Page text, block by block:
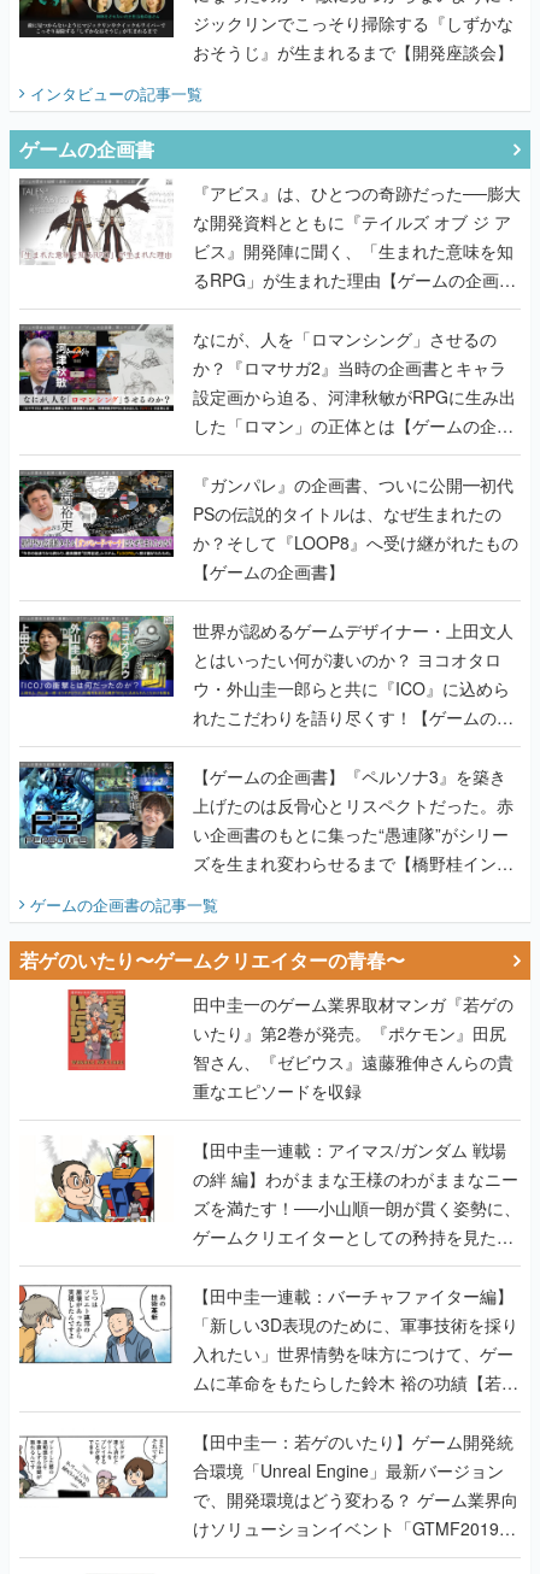
ジックリンでこっそり掃除する『しずかな
おそうじ』が生まれるまで【開発座談会】
インタビューの記事一覧
ゲームの企画書
『アビス』は、ひとつの奇跡だった──膨大
な開発資料とともに『テイルズ オブ ジ ア
ビス』開発陣に聞く、「生まれた意味を知
るRPG」が生まれた理由【ゲームの企画
書】
なにが、人を「ロマンシング」させるの
か？『ロマサガ2』当時の企画書とキャラ
設定画から迫る、河津秋敏がRPGに生み出
した「ロマン」の正体とは【ゲームの企画
書】
『ガンパレ』の企画書、ついに公開━初代
PSの伝説的タイトルは、なぜ生まれたの
か？そして『LOOP8』へ受け継がれたもの
【ゲームの企画書】
世界が認めるゲームデザイナー・上田文人
とはいったい何が凄いのか？ ヨコオタロ
ウ・外山圭一郎らと共に『ICO』に込めら
れたこだわりを語り尽くす！【ゲームの企
画書】
【ゲームの企画書】『ペルソナ3』を築き
上げたのは反骨心とリスペクトだった。赤
い企画書のもとに集った“愚連隊”がシリー
ズを生まれ変わらせるまで【橋野桂インタ
ビュー】
ゲームの企画書の記事一覧
若ゲのいたり〜ゲームクリエイターの青春〜
田中圭一のゲーム業界取材マンガ『若ゲの
いたり』第2巻が発売。『ポケモン』田尻
智さん、『ゼビウス』遠藤雅伸さんらの貴
重なエピソードを収録
【田中圭一連載：アイマス/ガンダム 戦場
の絆 編】わがままな王様のわがままなニー
ズを満たす！──小山順一朗が貫く姿勢に、
ゲームクリエイターとしての矜持を見た
【若ゲのいたり最終回】
【田中圭一連載：バーチャファイター編】
「新しい3D表現のために、軍事技術を採り
入れたい」世界情勢を味方につけて、ゲー
ムに革命をもたらした鈴木 裕の功績【若ゲ
のいたり】
【田中圭一：若ゲのいたり】ゲーム開発統
合環境「Unreal Engine」最新バージョン
で、開発環境はどう変わる？ ゲーム業界向
けソリューションイベント「GTMF2019」
に行って、より理解を深めよう【PR】